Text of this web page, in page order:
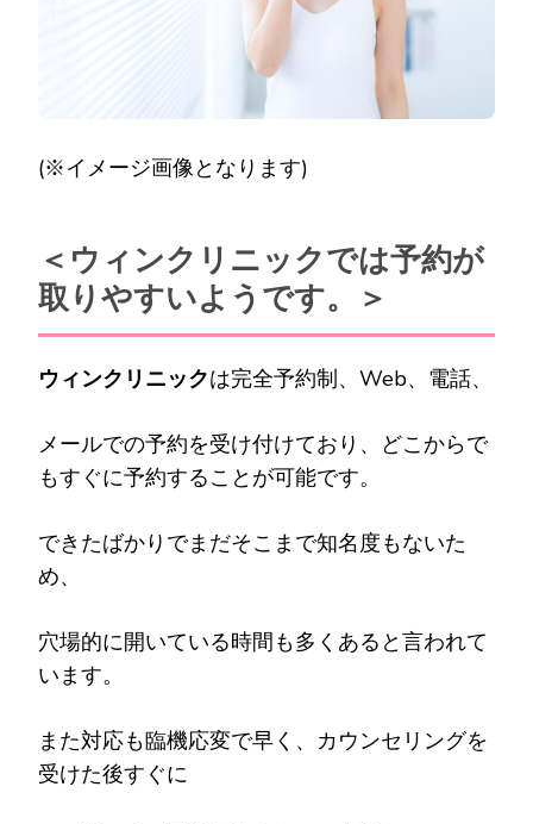
(※イメージ画像となります)
＜ウィンクリニックでは予約が
取りやすいようです。＞
ウィンクリニックは完全予約制、Web、電話、
メールでの予約を受け付けており、どこからで
もすぐに予約することが可能です。
できたばかりでまだそこまで知名度もないた
め、
穴場的に開いている時間も多くあると言われて
います。
また対応も臨機応変で早く、カウンセリングを
受けた後すぐに